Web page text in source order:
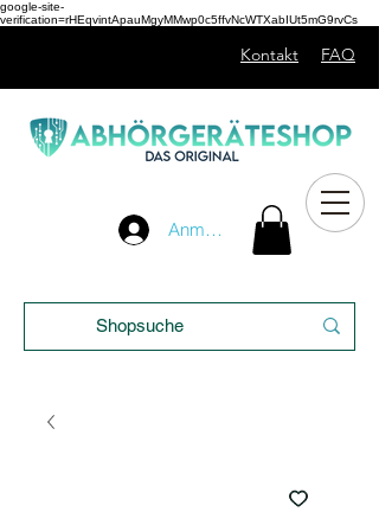
google-site-
verification=rHEqvintApauMgyMMwp0c5ffvNcWTXabIUt5mG9rvCs
Anmelden
Kontakt FAQ